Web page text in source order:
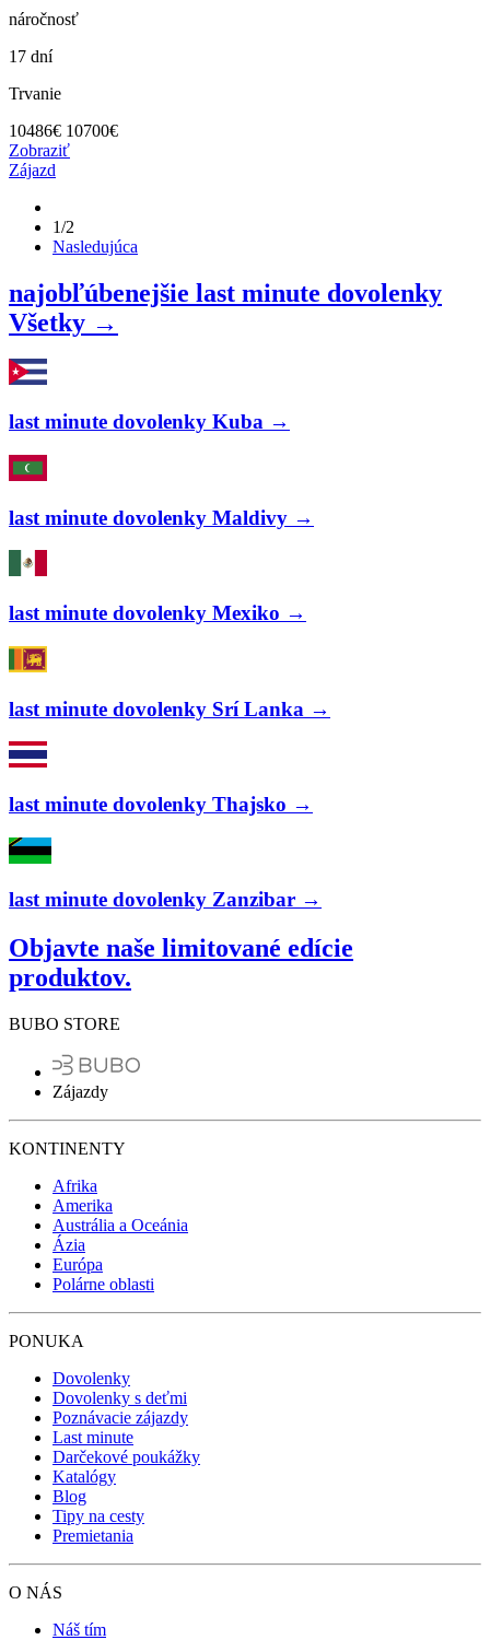
náročnosť
17 dní
Trvanie
10486€ 10700€
Zobraziť
Zájazd
1/2
Nasledujúca
najobľúbenejšie last minute dovolenky
Všetky →
last minute dovolenky Kuba →
last minute dovolenky Maldivy →
last minute dovolenky Mexiko →
last minute dovolenky Srí Lanka →
last minute dovolenky Thajsko →
last minute dovolenky Zanzibar →
Objavte naše limitované edície
produktov.
BUBO STORE
Zájazdy
KONTINENTY
Afrika
Amerika
Austrália a Oceánia
Ázia
Európa
Polárne oblasti
PONUKA
Dovolenky
Dovolenky s deťmi
Poznávacie zájazdy
Last minute
Darčekové poukážky
Katalógy
Blog
Tipy na cesty
Premietania
O NÁS
Náš tím